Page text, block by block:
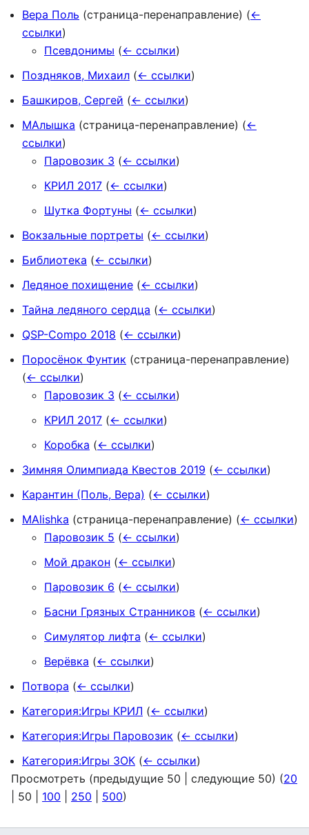
Вера Поль (страница-перенаправление) (←
ссылки)
Псевдонимы (← ссылки)
Поздняков, Михаил (← ссылки)
Башкиров, Сергей (← ссылки)
МАлышка (страница-перенаправление) (←
ссылки)
Паровозик 3 (← ссылки)
КРИЛ 2017 (← ссылки)
Шутка Фортуны (← ссылки)
Вокзальные портреты (← ссылки)
Библиотека (← ссылки)
Ледяное похищение (← ссылки)
Тайна ледяного сердца (← ссылки)
QSP-Compo 2018 (← ссылки)
Поросёнок Фунтик (страница-перенаправление)
(← ссылки)
Паровозик 3 (← ссылки)
КРИЛ 2017 (← ссылки)
Коробка (← ссылки)
Зимняя Олимпиада Квестов 2019 (← ссылки)
Карантин (Поль, Вера) (← ссылки)
MAlishka (страница-перенаправление) (← ссылки)
Паровозик 5 (← ссылки)
Мой дракон (← ссылки)
Паровозик 6 (← ссылки)
Басни Грязных Странников (← ссылки)
Симулятор лифта (← ссылки)
Верёвка (← ссылки)
Потвора (← ссылки)
Категория:Игры КРИЛ (← ссылки)
Категория:Игры Паровозик (← ссылки)
Категория:Игры ЗОК (← ссылки)
Просмотреть (предыдущие 50 следующие 50) (20
50 100 250 500)